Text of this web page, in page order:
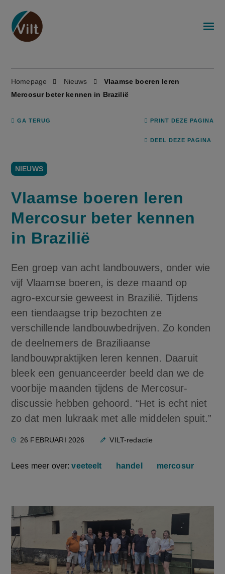
Homepage Nieuws
Vlaamse boeren leren
Mercosur beter kennen in Brazilië
GA TERUG PRINT DEZE PAGINA
DEEL DEZE PAGINA
NIEUWS
Vlaamse boeren leren
Mercosur beter kennen
in Brazilië
Een groep van acht landbouwers, onder wie
vijf Vlaamse boeren, is deze maand op
agro-excursie geweest in Brazilië. Tijdens
een tiendaagse trip bezochten ze
verschillende landbouwbedrijven. Zo konden
de deelnemers de Braziliaanse
landbouwpraktijken leren kennen. Daaruit
bleek een genuanceerder beeld dan we de
voorbije maanden tijdens de Mercosur-
discussie hebben gehoord. “Het is echt niet
zo dat men lukraak met alle middelen spuit.”
26 FEBRUARI 2026 VILT-redactie
Lees meer over:veeteelt handel mercosur